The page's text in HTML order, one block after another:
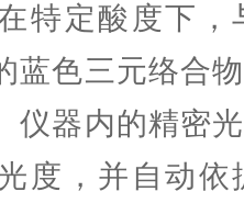
特定酸度下，
蓝色三元络合
仪器内的精密
度，并自动